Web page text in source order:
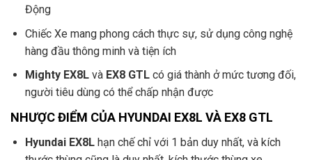
Động
Chiếc Xe mang phong cách thực sự, sử dụng công nghệ
hàng đầu thông minh và tiện ích
Mighty EX8Lvà EX8 GTLcó giá thành ở mức tương đối,
người tiêu dùng có thể chấp nhận được
NHƯỢC ĐIỂM CỦA HYUNDAI EX8L VÀ EX8 GTL
Hyundai EX8Lhạn chế chỉ với 1 bản duy nhất, và kích